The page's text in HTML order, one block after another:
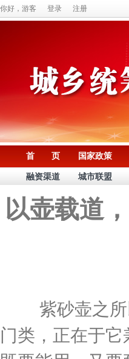
你好，游客 登录 注册
首 页 国家政策
融资渠道 城市联盟
以壶载道
紫砂壶之所以
门类，正在于